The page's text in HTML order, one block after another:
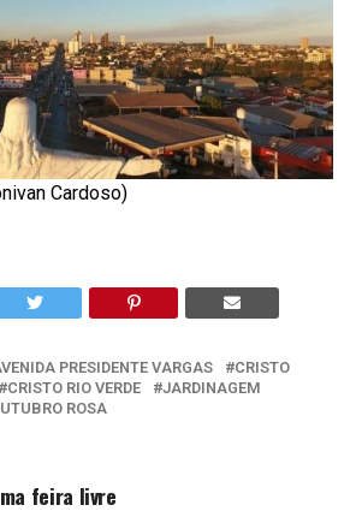
Cardoso)
PRESIDENTE VARGAS
CRISTO
CRISTO RIO VERDE
JARDINAGEM
ROSA
feira livre